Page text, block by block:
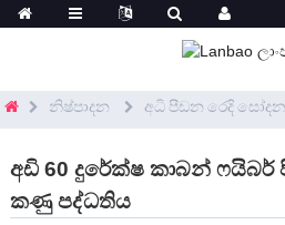
නිෂ්පාදන අධි පීඩන රෙදි
අඩි 60 දුරේක්ෂ කාබන්
කණු පද්ධතිය